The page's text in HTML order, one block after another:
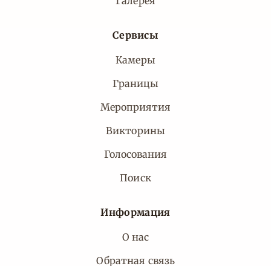
Сервисы
Камеры
Границы
Мероприятия
Викторины
Голосования
Поиск
Информация
О нас
Обратная связь